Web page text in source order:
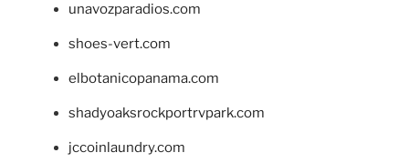
unavozparadios.com
shoes-vert.com
elbotanicopanama.com
shadyoaksrockportrvpark.com
jccoinlaundry.com